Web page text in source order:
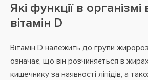
Які функції в
вітамін D
Вітамін D належить до групи
означає, що він розчиняється в
кишечнику за наявності ліпідів, а